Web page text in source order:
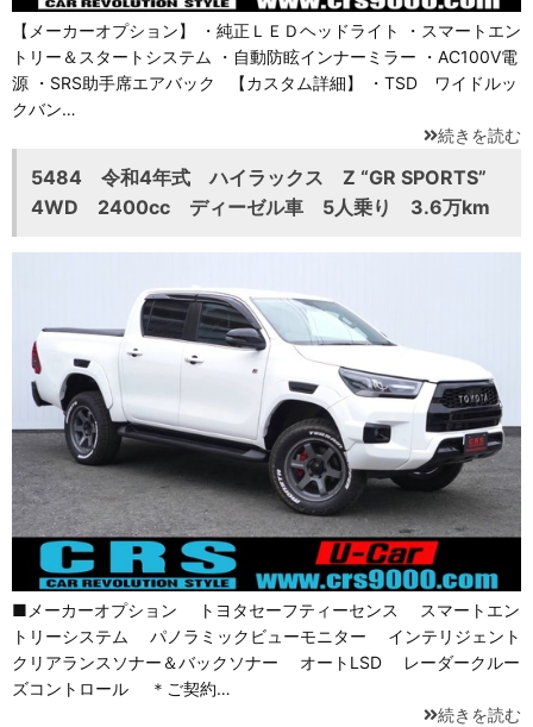
【メーカーオプション】 ・純正ＬＥＤヘッドライト ・スマートエン
トリー＆スタートシステム ・自動防眩インナーミラー ・AC100V電
源 ・SRS助手席エアバック 【カスタム詳細】 ・TSD ワイドルッ
クバン…
続きを読む
5484 令和4年式 ハイラックス Z “GR SPORTS”
4WD 2400cc ディーゼル車 5人乗り 3.6万km
■メーカーオプション トヨタセーフティーセンス スマートエン
トリーシステム パノラミックビューモニター インテリジェント
クリアランスソナー＆バックソナー オートLSD レーダークルー
ズコントロール ＊ご契約…
続きを読む